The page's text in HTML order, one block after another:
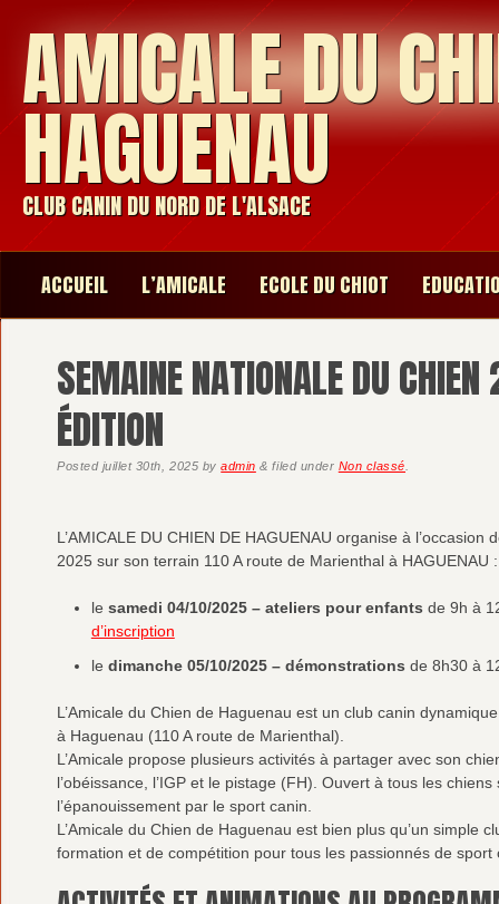
AMICALE DU
HAGUENAU
CLUB CANIN DU NORD DE L'ALSACE
ACCUEIL L’AMICALE ECOLE DU CHIOT
SEMAINE NATIONALE DU
ÉDITION
Posted juillet 30th, 2025 byadmin & filed under Non classé
L’AMICALE DU CHIEN DE HAGUENAU organise à
2025 sur son terrain 110 A route de Marienthal à HAGUENAU :
le samedi 04/10/2025 – ateliers pour enfants de 9h à
d’inscription
le dimanche 05/10/2025 – démonstrations de 8h30 à
L’Amicale du Chien de Haguenau est un club canin
à Haguenau (110 A route de Marienthal).
L’Amicale propose plusieurs activités à partager avec son
l’obéissance, l’IGP et le pistage (FH). Ouvert à tous les
l’épanouissement par le sport canin.
L’Amicale du Chien de Haguenau est bien plus qu’un simple
formation et de compétition pour tous les passionnés de sport